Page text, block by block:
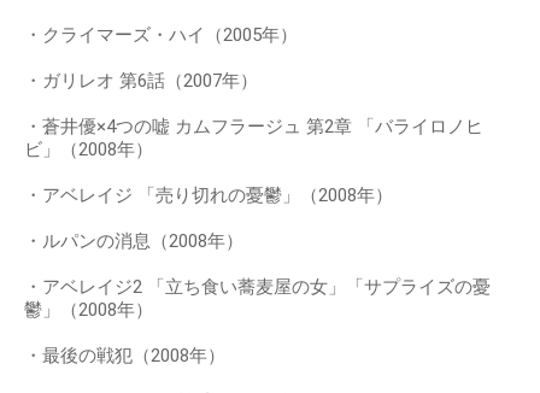
・クライマーズ・ハイ（2005年）
・ガリレオ 第6話（2007年）
・蒼井優×4つの嘘 カムフラージュ 第2章 「バライロノヒ
ビ」（2008年）
・アベレイジ 「売り切れの憂鬱」（2008年）
・ルパンの消息（2008年）
・アベレイジ2 「立ち食い蕎麦屋の女」「サプライズの憂
鬱」（2008年）
・最後の戦犯（2008年）